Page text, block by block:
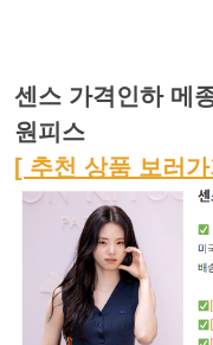
센스 가격인하 메
원피스
[ 추천 상품 보러가